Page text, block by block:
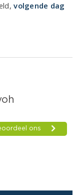
volgende dag